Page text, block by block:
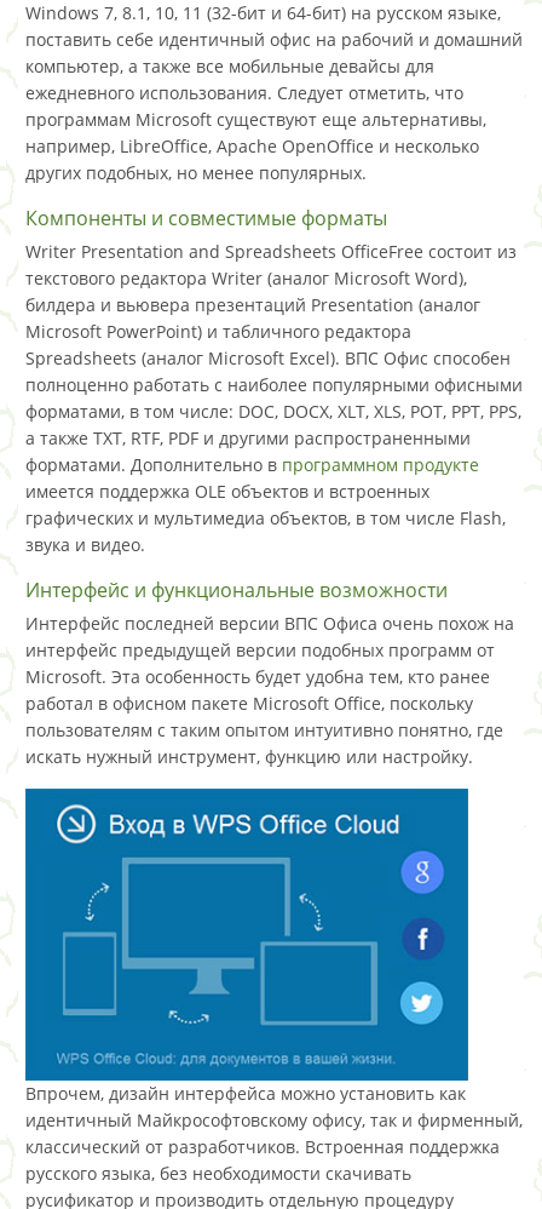
Windows 7, 8.1, 10, 11 (32-бит и 64-бит) на русском языке,
поставить себе идентичный офис на рабочий и домашний
компьютер, а также все мобильные девайсы для
ежедневного использования. Следует отметить, что
программам Microsoft существуют еще альтернативы,
например, LibreOffice, Apache OpenOffice и несколько
других подобных, но менее популярных.
Компоненты и совместимые форматы
Writer Presentation and Spreadsheets OfficeFree состоит из
текстового редактора Writer (аналог Microsoft Word),
билдера и вьювера презентаций Presentation (аналог
Microsoft PowerPoint) и табличного редактора
Spreadsheets (аналог Microsoft Excel). ВПС Офис способен
полноценно работать с наиболее популярными офисными
форматами, в том числе: DOC, DOCX, XLT, XLS, POT, PPT, PPS,
а также TXT, RTF, PDF и другими распространенными
форматами. Дополнительно в программном продукте
имеется поддержка OLE объектов и встроенных
графических и мультимедиа объектов, в том числе Flash,
звука и видео.
Интерфейс и функциональные возможности
Интерфейс последней версии ВПС Офиса очень похож на
интерфейс предыдущей версии подобных программ от
Microsoft. Эта особенность будет удобна тем, кто ранее
работал в офисном пакете Microsoft Office, поскольку
пользователям с таким опытом интуитивно понятно, где
искать нужный инструмент, функцию или настройку.
Впрочем, дизайн интерфейса можно установить как
идентичный Майкрософтовскому офису, так и фирменный,
классический от разработчиков. Встроенная поддержка
русского языка, без необходимости скачивать
русификатор и производить отдельную процедуру